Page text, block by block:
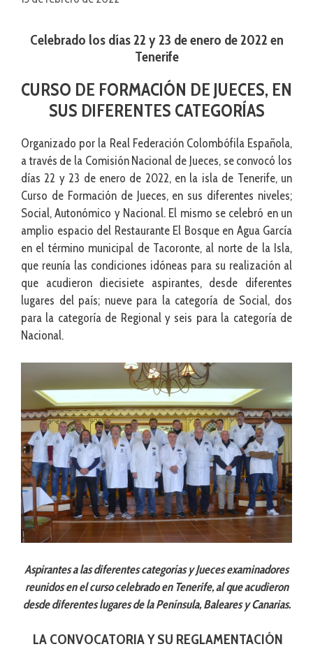
Celebrado los días 22 y 23 de enero de 2022 en
Tenerife
CURSO DE FORMACIÓN DE JUECES, EN
SUS DIFERENTES CATEGORÍAS
Organizado por la Real Federación Colombófila Española,
a través de la Comisión Nacional de Jueces, se convocó los
días 22 y 23 de enero de 2022, en la isla de Tenerife, un
Curso de Formación de Jueces, en sus diferentes niveles;
Social, Autonómico y Nacional. El mismo se celebró en un
amplio espacio del Restaurante El Bosque en Agua García
en el término municipal de Tacoronte, al norte de la Isla,
que reunía las condiciones idóneas para su realización al
que acudieron diecisiete aspirantes, desde diferentes
lugares del país; nueve para la categoría de Social, dos
para la categoría de Regional y seis para la categoría de
Nacional.
Aspirantes a las diferentes categorías y Jueces examinadores
reunidos en el curso celebrado en Tenerife, al que acudieron
desde diferentes lugares de la Península, Baleares y Canarias.
LA CONVOCATORIA Y SU REGLAMENTACIÓN